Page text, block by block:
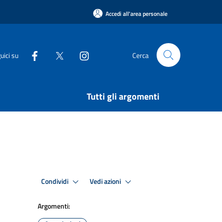
Accedi all'area personale
su Cerca
Tutti gli argomenti
Condividi Vedi azioni
Argomenti: